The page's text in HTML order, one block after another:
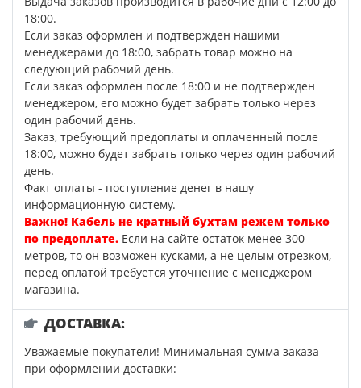
18:00.
Если заказ оформлен и подтвержден нашими
менеджерами до 18:00, забрать товар можно на
следующий рабочий день.
Если заказ оформлен после 18:00 и не подтвержден
менеджером, его можно будет забрать только через
один рабочий день.
Заказ, требующий предоплаты и оплаченный после
18:00, можно будет забрать только через один рабочий
день.
Факт оплаты - поступление денег в нашу
информационную систему.
Важно! Кабель не кратный бухтам режем только
по предоплате. Если на сайте остаток менее 300
метров, то он возможен кусками, а не целым отрезком,
перед оплатой требуется уточнение с менеджером
магазина.
ДОСТАВКА:
Уважаемые покупатели! Минимальная сумма заказа
при оформлении доставки: